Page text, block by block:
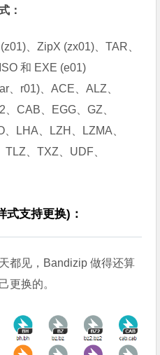
：
、ZipX (zx01)、TAR、
和 EXE (e01)
、r01)、ACE、ALZ、
CAB、EGG、GZ、
LHA、LZH、LZMA、
、TXZ、UDF、
式支持更换)：
都见，Bandizip 做得还算
更换的。